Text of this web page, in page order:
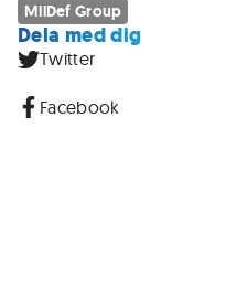
MilDef Group
Dela med dig
Twitter
Facebook